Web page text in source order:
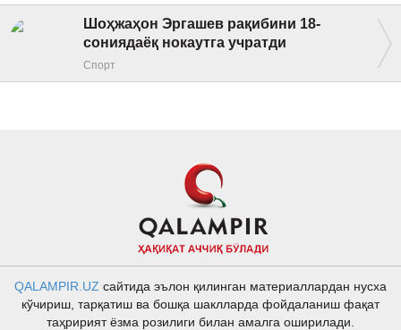
Шоҳжаҳон Эргашев рақибини 18-
сониядаёқ нокаутга учратди
Спорт
QALAMPIR.UZ сайтида эълон қилинган материаллардан нусха
кўчириш, тарқатиш ва бошқа шаклларда фойдаланиш фақат
таҳририят ёзма розилиги билан амалга оширилади.